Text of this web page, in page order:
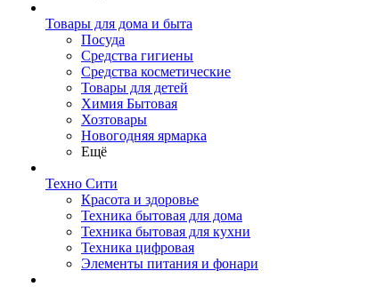
Товары для дома и быта
Посуда
Средства гигиены
Средства косметические
Товары для детей
Химия Бытовая
Хозтовары
Новогодняя ярмарка
Ещё
Техно Сити
Красота и здоровье
Техника бытовая для дома
Техника бытовая для кухни
Техника цифровая
Элементы питания и фонари